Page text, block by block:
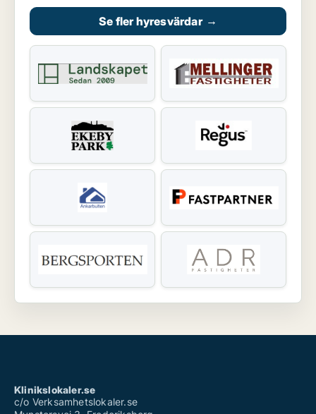
Se fler hyresvärdar →
Klinikslokaler.se
c/o Verksamhetslokaler.se